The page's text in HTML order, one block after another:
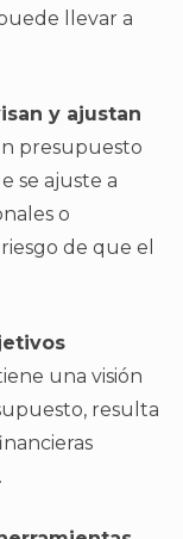
llevar a
y ajustan
presupuesto
se ajuste a
o
de que el
una visión
resulta